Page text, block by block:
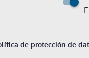
de protección de